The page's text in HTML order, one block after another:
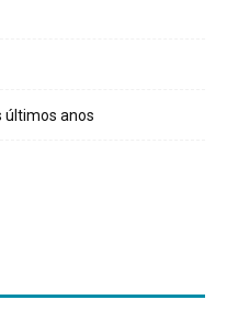
últimos anos